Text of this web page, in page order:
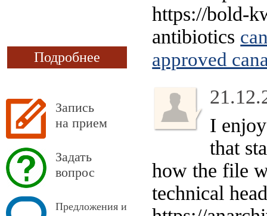
Подробнее
Запись
на прием
Задать
вопрос
Предложения и
https://bold-
antibiotics
approved
I
that
how the file
technical